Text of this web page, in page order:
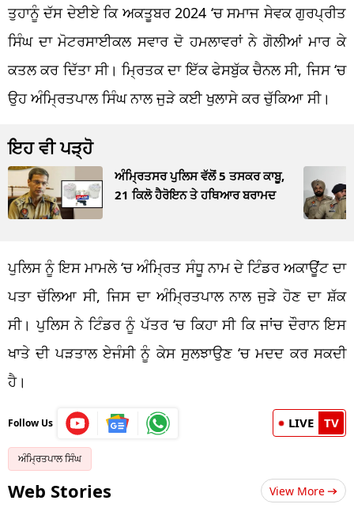
ਤੁਹਾਨੂੰ ਦੱਸ ਦੇਈਏ ਕਿ ਅਕਤੂਬਰ 2024 ‘ਚ ਸਮਾਜ ਸੇਵਕ ਗੁਰਪ੍ਰੀਤ
ਸਿੰਘ ਦਾ ਮੋਟਰਸਾਈਕਲ ਸਵਾਰ ਦੋ ਹਮਲਾਵਰਾਂ ਨੇ ਗੋਲੀਆਂ ਮਾਰ ਕੇ
ਕਤਲ ਕਰ ਦਿੱਤਾ ਸੀ। ਮ੍ਰਿਤਕ ਦਾ ਇੱਕ ਫੇਸਬੁੱਕ ਚੈਨਲ ਸੀ, ਜਿਸ ‘ਚ
ਉਹ ਅੰਮ੍ਰਿਤਪਾਲ ਸਿੰਘ ਨਾਲ ਜੁੜੇ ਕਈ ਖੁਲਾਸੇ ਕਰ ਚੁੱਕਿਆ ਸੀ।
ਇਹ ਵੀ ਪੜ੍ਹੋ
ਅੰਮ੍ਰਿਤਸਰ ਪੁਲਿਸ ਵੱਲੋਂ 5 ਤਸਕਰ ਕਾਬੂ,
21 ਕਿਲੋ ਹੈਰੋਇਨ ਤੇ ਹਥਿਆਰ ਬਰਾਮਦ
ਪੁਲਿਸ ਨੂੰ ਇਸ ਮਾਮਲੇ ‘ਚ ਅੰਮ੍ਰਿਤ ਸੰਧੂ ਨਾਮ ਦੇ ਟਿੰਡਰ ਅਕਾਊਂਟ ਦਾ
ਪਤਾ ਚੱਲਿਆ ਸੀ, ਜਿਸ ਦਾ ਅੰਮ੍ਰਿਤਪਾਲ ਨਾਲ ਜੁੜੇ ਹੋਣ ਦਾ ਸ਼ੱਕ
ਸੀ। ਪੁਲਿਸ ਨੇ ਟਿੰਡਰ ਨੂੰ ਪੱਤਰ ‘ਚ ਕਿਹਾ ਸੀ ਕਿ ਜਾਂਚ ਦੌਰਾਨ ਇਸ
ਖਾਤੇ ਦੀ ਪੜਤਾਲ ਏਜੰਸੀ ਨੂੰ ਕੇਸ ਸੁਲਝਾਉਣ ‘ਚ ਮਦਦ ਕਰ ਸਕਦੀ
ਹੈ।
Follow Us LIVE TV
ਅੰਮ੍ਰਿਤਪਾਲ ਸਿੰਘ
Web Stories View More